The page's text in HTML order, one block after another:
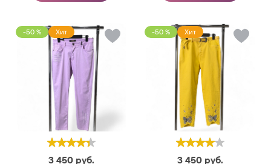
-50 % Хит
3 450 руб.
-50 % Хит
3 450 руб.